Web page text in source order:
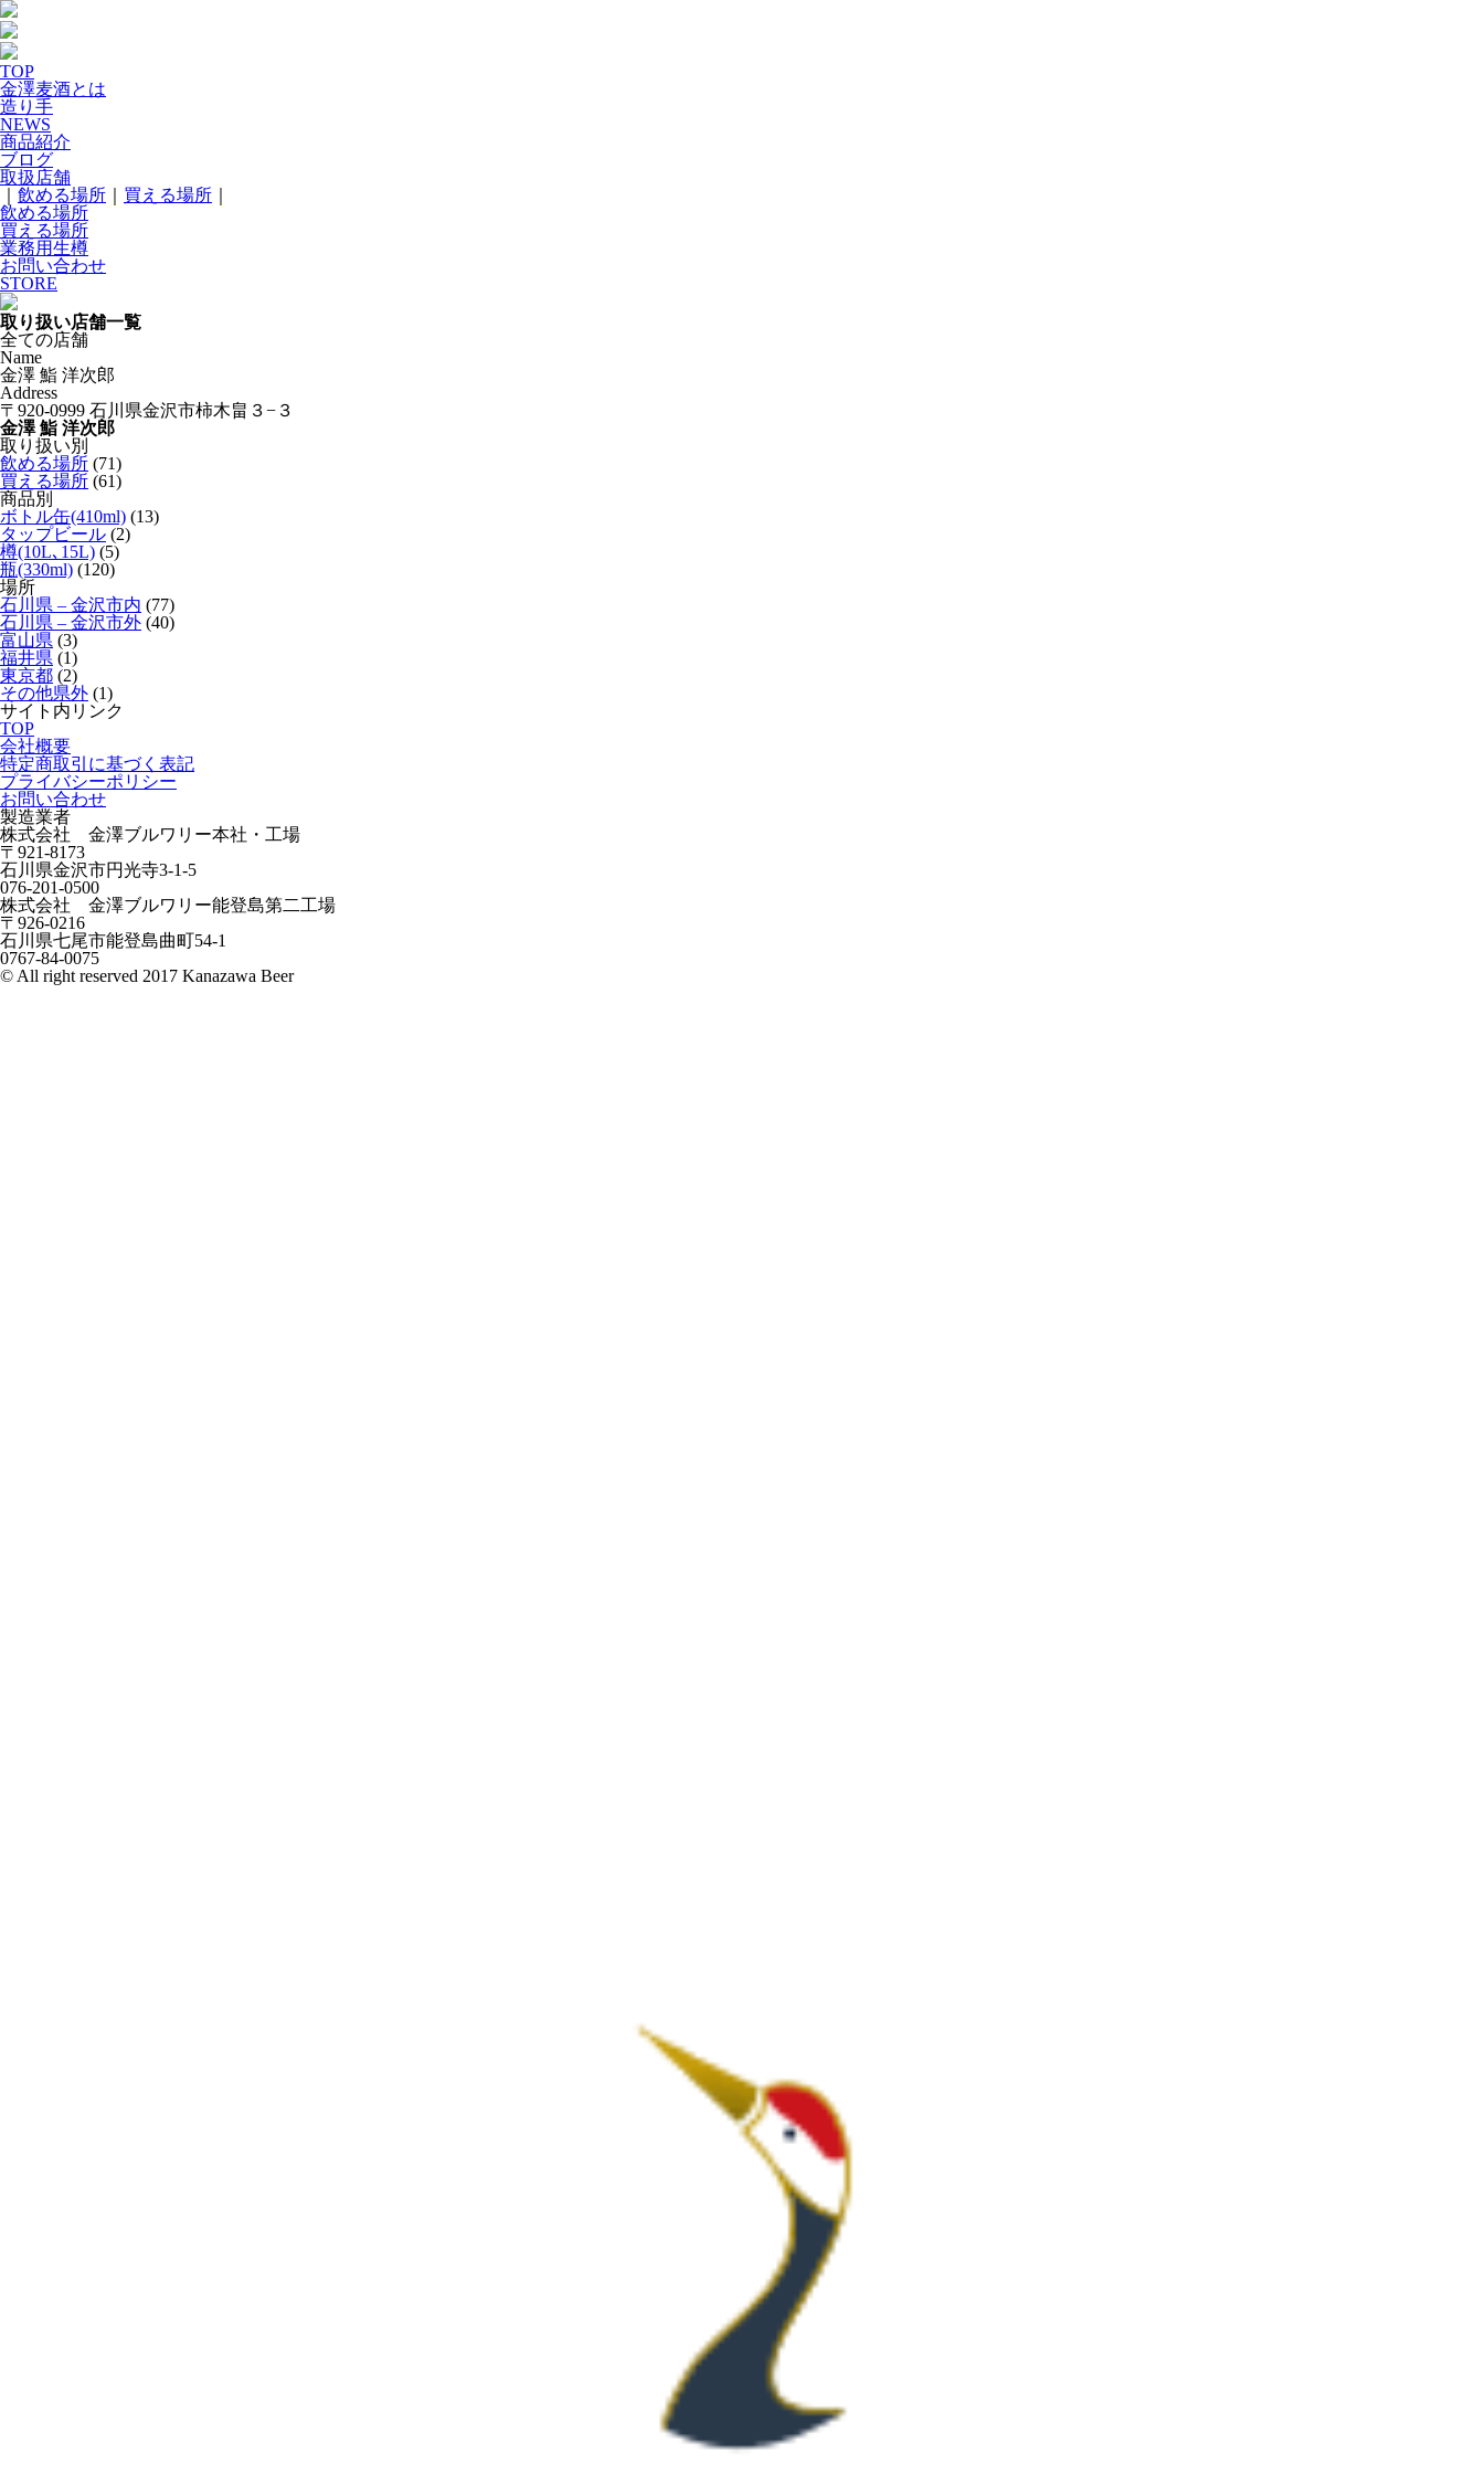
TOP
金澤麦酒とは
造り手
NEWS
商品紹介
ブログ
取扱店舗
飲める場所 買える場所
飲める場所
買える場所
業務用生樽
お問い合わせ
STORE
取り扱い店舗一覧
全ての店舗
Name
金澤 鮨 洋次郎
Address
〒920-0999 石川県金沢市柿木畠３−３
金澤 鮨 洋次郎
取り扱い別
飲める場所 (71)
買える場所 (61)
商品別
ボトル缶(410ml) (13)
タップビール (2)
樽(10L､15L) (5)
瓶(330ml) (120)
場所
石川県 – 金沢市内 (77)
石川県 – 金沢市外 (40)
富山県 (3)
福井県 (1)
東京都 (2)
その他県外 (1)
サイト内リンク
TOP
会社概要
特定商取引に基づく表記
プライバシーポリシー
お問い合わせ
製造業者
株式会社 金澤ブルワリー本社・工場
〒921-8173
石川県金沢市円光寺3-1-5
076-201-0500
株式会社 金澤ブルワリー能登島第二工場
〒926-0216
石川県七尾市能登島曲町54-1
0767-84-0075
© All right reserved 2017 Kanazawa Beer